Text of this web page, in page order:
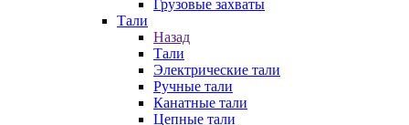
Грузовые захваты
Тали
Назад
Тали
Электрические тали
Ручные тали
Канатные тали
Цепные тали